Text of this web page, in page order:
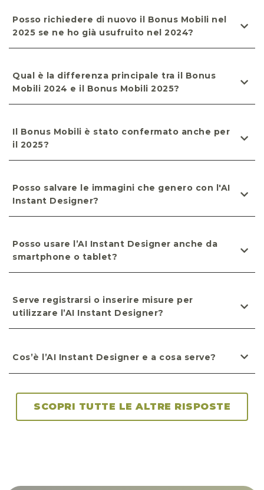
Posso richiedere di nuovo il Bonus Mobili nel
2025 se ne ho già usufruito nel 2024?
Qual è la differenza principale tra il Bonus
Mobili 2024 e il Bonus Mobili 2025?
Il Bonus Mobili è stato confermato anche per
il 2025?
Posso salvare le immagini che genero con l'AI
Instant Designer?
Posso usare l’AI Instant Designer anche da
smartphone o tablet?
Serve registrarsi o inserire misure per
utilizzare l’AI Instant Designer?
Cos’è l’AI Instant Designer e a cosa serve?
SCOPRI TUTTE LE ALTRE RISPOSTE